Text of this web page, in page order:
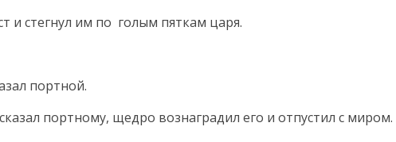
и стегнул им по голым пяткам царя.
портной.
портному, щедро вознаградил его и отпустил с миром.